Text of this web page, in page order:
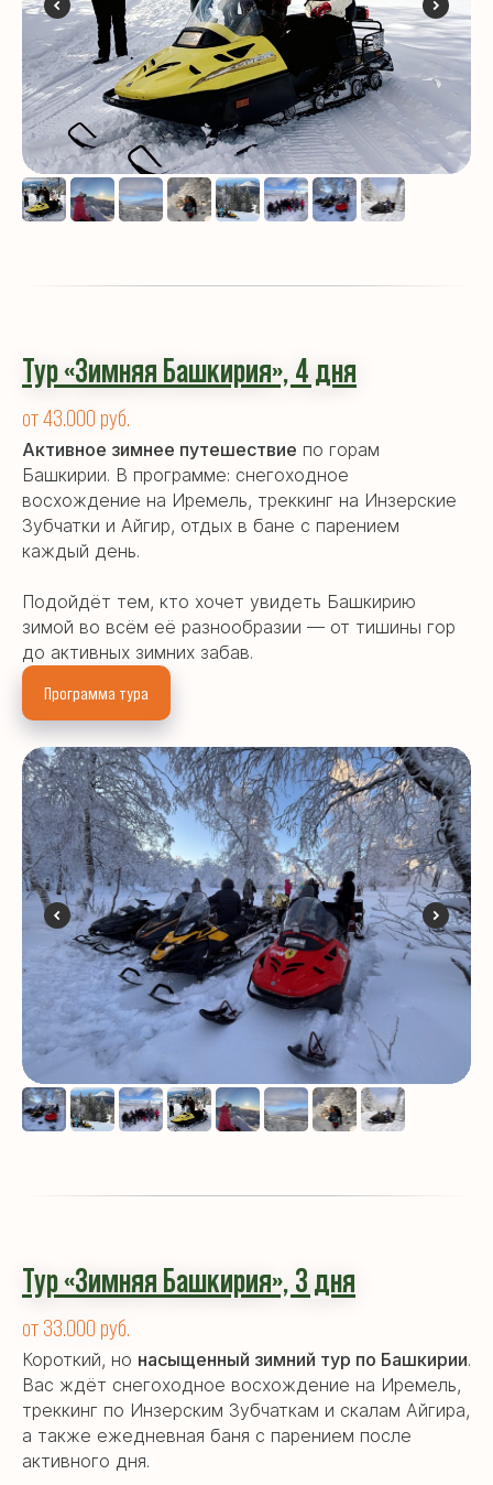
Тур «Зимняя Башкирия», 4 дня
от 43.000 руб.
Активное зимнее путешествие по горам
Башкирии. В программе: снегоходное
восхождение на Иремель, треккинг на Инзерские
Зубчатки и Айгир, отдых в бане с парением
каждый день.
Подойдёт тем, кто хочет увидеть Башкирию
зимой во всём её разнообразии — от тишины гор
до активных зимних забав.
Программа тура
Тур «Зимняя Башкирия», 3 дня
от 33.000 руб.
Короткий, но насыщенный зимний тур по Башкирии.
Вас ждёт снегоходное восхождение на Иремель,
треккинг по Инзерским Зубчаткам и скалам Айгира,
а также ежедневная баня с парением после
активного дня.